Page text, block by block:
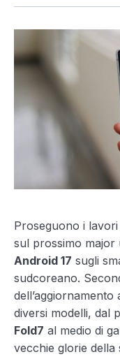
Proseguono i
sul prossimo
Android 17 sugli
sudcoreano.
diversi modelli, dal
Fold7 al medio di
vecchie glorie della